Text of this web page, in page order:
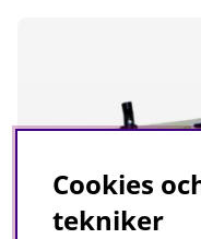
Cookies
tekniker